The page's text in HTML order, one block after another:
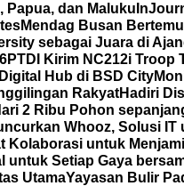
Papua, dan Maluku
Mendag Busan
sebagai Juara di
PTDI Kirim NC212i Troop
Hub di BSD City
RakyatHadiri
2 Ribu Pohon
Whooz, Solusi IT
Kolaborasi untuk
untuk Setiap Gaya
UtamaYayasan Bulir